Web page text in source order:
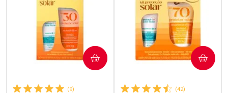
(9)
COMPRAR
(42)
COMPRAR